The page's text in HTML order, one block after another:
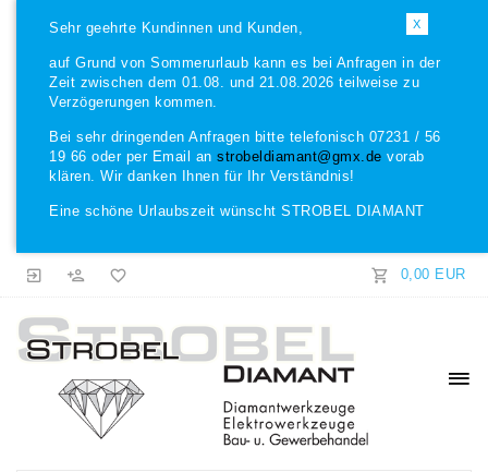
X
Sehr geehrte Kundinnen und Kunden,
auf Grund von Sommerurlaub kann es bei Anfragen in der
Zeit zwischen dem 01.08. und 21.08.2026 teilweise zu
Verzögerungen kommen.
Bei sehr dringenden Anfragen bitte telefonisch 07231 / 56
19 66 oder per Email an strobeldiamant@gmx.de vorab
klären. Wir danken Ihnen für Ihr Verständnis!
Eine schöne Urlaubszeit wünscht STROBEL DIAMANT
0,00 EUR